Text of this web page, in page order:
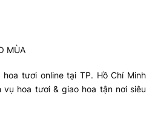
MÙA
tươi online tại TP. Hồ Chí Minh
hoa tươi & giao hoa tận nơi siêu